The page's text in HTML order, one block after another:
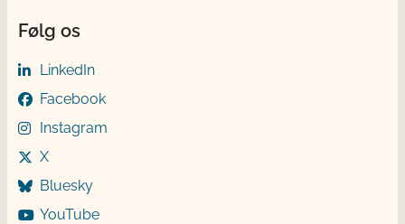
Følg os
LinkedIn
Facebook
Instagram
X
Bluesky
YouTube